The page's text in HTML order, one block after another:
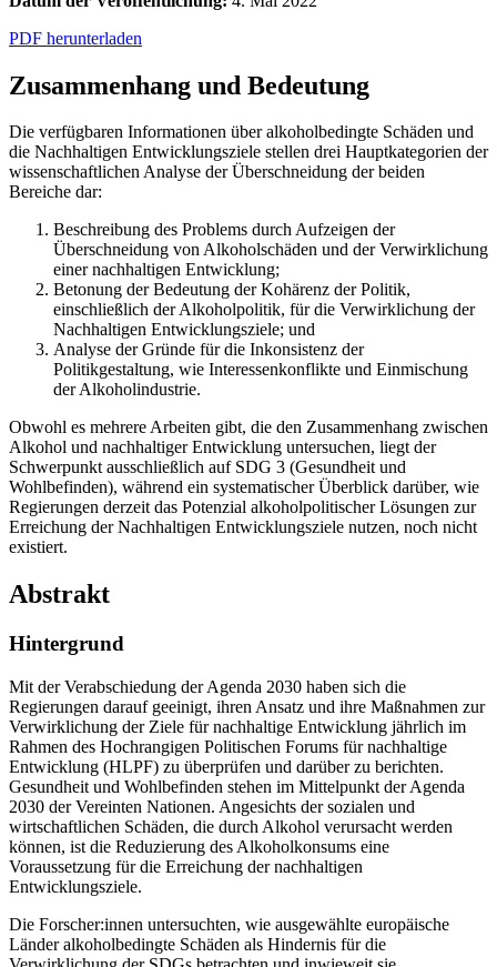
PDF herunterladen
Zusammenhang und Bedeutung
Die verfügbaren Informationen über alkoholbedingte Schäden und
die Nachhaltigen Entwicklungsziele stellen drei Hauptkategorien der
wissenschaftlichen Analyse der Überschneidung der beiden
Bereiche dar:
Beschreibung des Problems durch Aufzeigen der
Überschneidung von Alkoholschäden und der Verwirklichung
einer nachhaltigen Entwicklung;
Betonung der Bedeutung der Kohärenz der Politik,
einschließlich der Alkoholpolitik, für die Verwirklichung der
Nachhaltigen Entwicklungsziele; und
Analyse der Gründe für die Inkonsistenz der
Politikgestaltung, wie Interessenkonflikte und Einmischung
der Alkoholindustrie.
Obwohl es mehrere Arbeiten gibt, die den Zusammenhang zwischen
Alkohol und nachhaltiger Entwicklung untersuchen, liegt der
Schwerpunkt ausschließlich auf SDG 3 (Gesundheit und
Wohlbefinden), während ein systematischer Überblick darüber, wie
Regierungen derzeit das Potenzial alkoholpolitischer Lösungen zur
Erreichung der Nachhaltigen Entwicklungsziele nutzen, noch nicht
existiert.
Abstrakt
Hintergrund
Mit der Verabschiedung der Agenda 2030 haben sich die
Regierungen darauf geeinigt, ihren Ansatz und ihre Maßnahmen zur
Verwirklichung der Ziele für nachhaltige Entwicklung jährlich im
Rahmen des Hochrangigen Politischen Forums für nachhaltige
Entwicklung (HLPF) zu überprüfen und darüber zu berichten.
Gesundheit und Wohlbefinden stehen im Mittelpunkt der Agenda
2030 der Vereinten Nationen. Angesichts der sozialen und
wirtschaftlichen Schäden, die durch Alkohol verursacht werden
können, ist die Reduzierung des Alkoholkonsums eine
Voraussetzung für die Erreichung der nachhaltigen
Entwicklungsziele.
Die Forscher:innen untersuchten, wie ausgewählte europäische
Länder alkoholbedingte Schäden als Hindernis für die